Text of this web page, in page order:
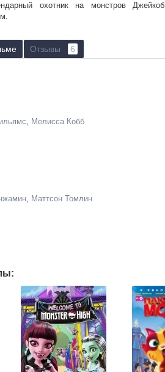
охотник на монстров
Отзывы 6
, Мелисса Кобб
, Маттсон Томлин